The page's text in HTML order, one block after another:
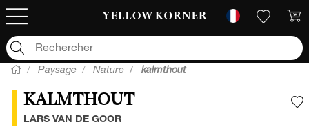
Paysage Nature kalmthout
KALMTHOUT
LARS VAN DE GOOR